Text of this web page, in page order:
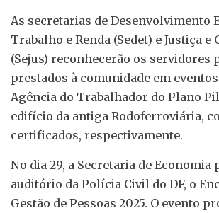
As secretarias de Desenvolvimento
Trabalho e Renda (Sedet) e Justiça e
(Sejus) reconhecerão os servidores
prestados à comunidade em eventos
Agência do Trabalhador do Plano
edifício da antiga Rodoferroviária,
certificados, respectivamente.
No dia 29, a Secretaria de Economia
auditório da Polícia Civil do DF, o
Gestão de Pessoas 2025. O evento